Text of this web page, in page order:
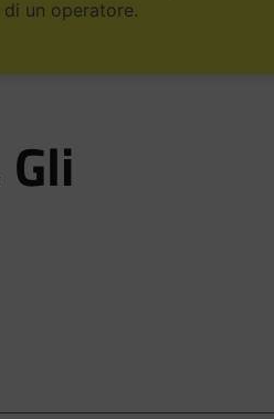
un operatore.